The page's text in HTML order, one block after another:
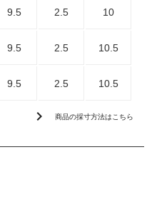
9.5 2.5 10
9.5 2.5 10.5
9.5 2.5 10.5
chevron_right 商品の採寸方法はこちら